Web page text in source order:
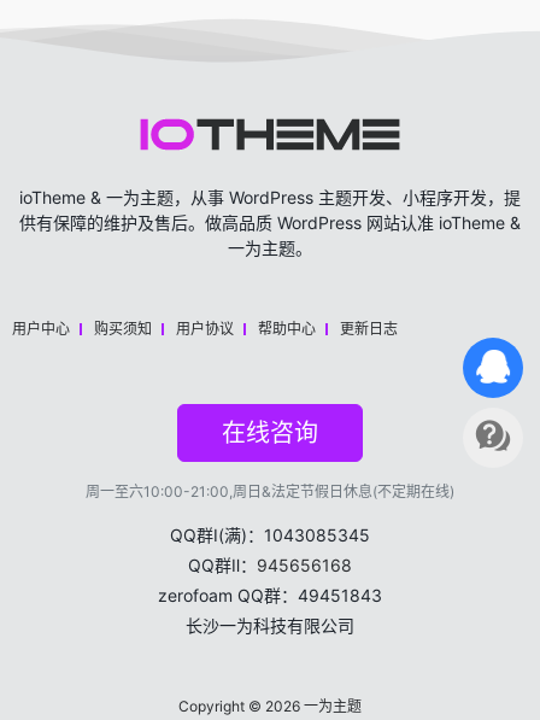
ioTheme & 一为主题，从事 WordPress 主题开发、小程序开发，提
供有保障的维护及售后。做高品质 WordPress 网站认准 ioTheme &
一为主题。
用户中心 购买须知 用户协议 帮助中心 更新日志
在线咨询
周一至六10:00-21:00,周日&法定节假日休息(不定期在线)
QQ群Ⅰ(满)：1043085345
QQ群Ⅱ： 945656168
zerofoam QQ群：49451843
长沙一为科技有限公司
Copyright © 2026 一为主题